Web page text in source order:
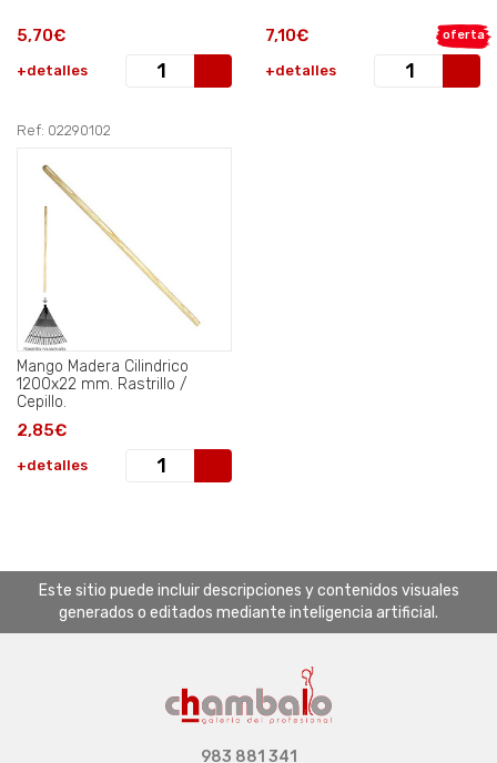
5,70€
+detalles
oferta
7,10€
+detalles
Ref: 02290102
Mango Madera Cilindrico
1200x22 mm. Rastrillo /
Cepillo.
2,85€
+detalles
Este sitio puede incluir descripciones y contenidos visuales
generados o editados mediante inteligencia artificial.
983 881 341